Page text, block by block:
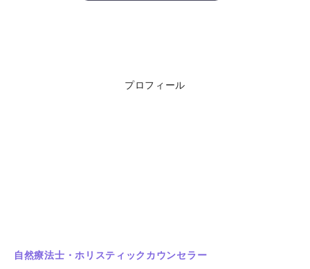
プロフィール
自然療法士・ホリスティックカウンセラー